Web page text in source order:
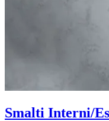
Smalti Interni/